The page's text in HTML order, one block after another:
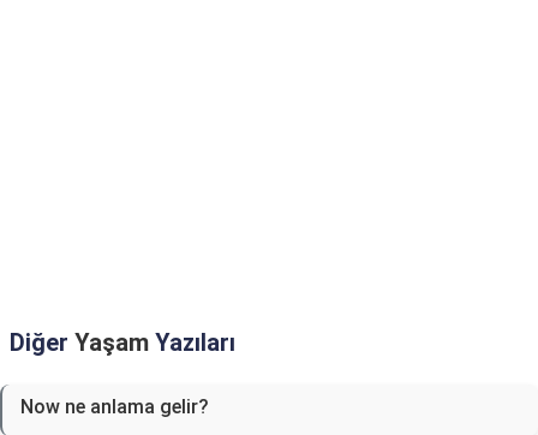
Diğer Yaşam Yazıları
Now ne anlama gelir?